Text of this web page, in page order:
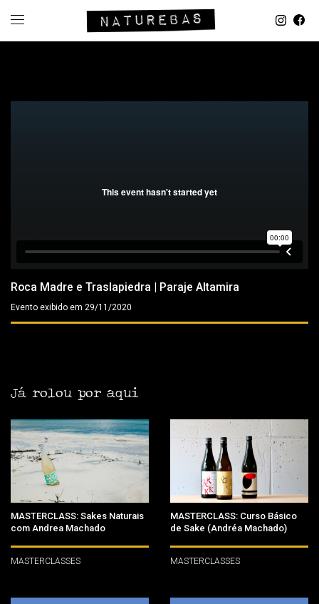
Roca Madre e Traslapiedra | Paraje Altamira
Evento exibido em 29/11/2020
Já rolou por aqui
MASTERCLASS: Sakes Naturais
com Andrea Machado
MASTERCLASSES
MASTERCLASS: Curso Básico
de Sake (Andréa Machado)
MASTERCLASSES